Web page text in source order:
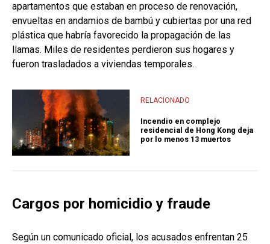
apartamentos que estaban en proceso de renovación,
envueltas en andamios de bambú y cubiertas por una red
plástica que habría favorecido la propagación de las
llamas. Miles de residentes perdieron sus hogares y
fueron trasladados a viviendas temporales.
RELACIONADO
Incendio en complejo
residencial de Hong Kong deja
por lo menos 13 muertos
Cargos por homicidio y fraude
Según un comunicado oficial, los acusados enfrentan 25